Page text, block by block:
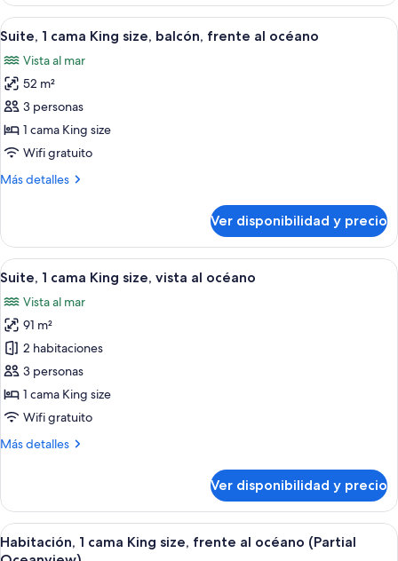
al
océano
cama
King
frente
al
océano
Ver
todas
las
fotos
de
Suite,
1
King
frente
al
Una sala de estar moderna con un
3
Suite, 1 cama King size, balcón, frente al océano
Vista al mar
52 m²
3 personas
1 cama King size
Wifi gratuito
Más detalles
Más
1
cama
King
balcón,
frente
al
océano
Ver disponibilidad y precio
Ver
todas
las
fotos
de
Suite,
1
cama
size,
océano
Amplia sala de estar con sofá,
5
Suite, 1 cama King size, vista al océano
Vista al mar
91 m²
2 habitaciones
3 personas
1 cama King size
Wifi gratuito
Más detalles
Más
1
cama
King
size,
Ver disponibilidad y precio
Ver
todas
Una habitación de hotel con una
4
Habitación, 1 cama King size, frente al océano (Partial